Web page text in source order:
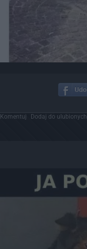
Komentuj Dodaj do ulubionych